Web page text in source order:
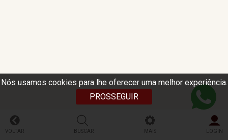
Nós usamos cookies para lhe oferecer uma melhor experiência.
PROSSEGUIR
VOLTAR BUSCAR MAIS LOGIN